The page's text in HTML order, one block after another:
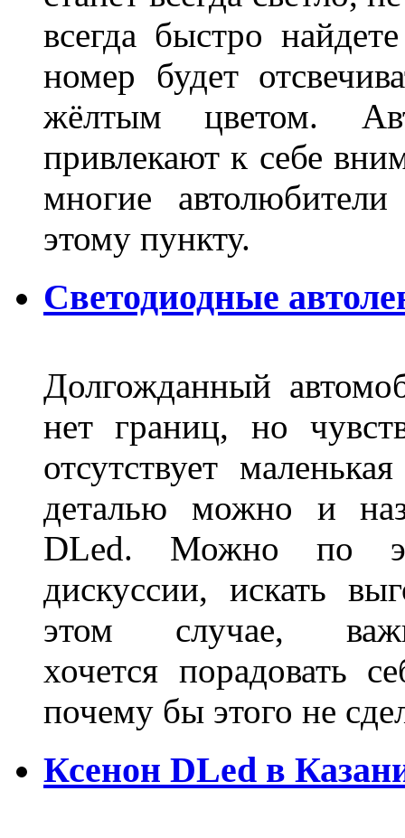
всегда быстро
номер будет
жёлтым цветом.
привлекают к себе
многие
этому пункту.
Светодиодные
Долгожданный
нет границ, но
отсутствует
деталью можно и
DLed. Можно по
дискуссии, искать
этом случае,
хочется порадовать
почему бы этого не
Ксенон DLed в